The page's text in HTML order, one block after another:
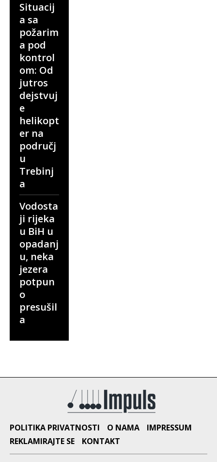
Situacij
a sa
požarim
a pod
kontrol
om: Od
jutros
dejstvuj
e
helikopt
er na
područj
u
Trebinj
a
Vodosta
ji rijeka
u BiH u
opadanj
u, neka
jezera
potpun
o
presušil
a
POLITIKA PRIVATNOSTI O NAMA
IMPRESSUM
REKLAMIRAJTE SE
KONTAKT